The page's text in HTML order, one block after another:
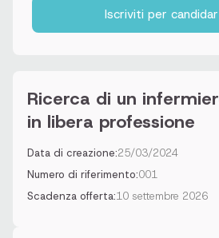
Iscriviti per
Ricerca di un
in libera professione
Data di creazione:25/03/2024
Numero di riferimento:001
Scadenza offerta:10 settembre 2026